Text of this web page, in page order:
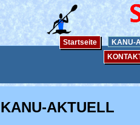
Startseite KANU-
KANU-AKTUELL